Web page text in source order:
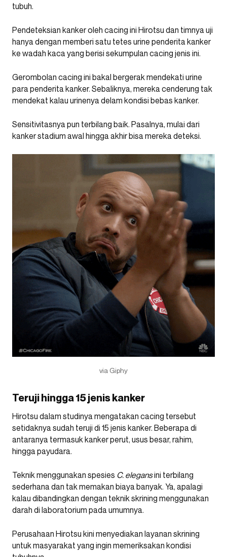
tubuh.
Pendeteksian kanker oleh cacing ini Hirotsu dan timnya uji
hanya dengan memberi satu tetes urine penderita kanker
ke wadah kaca yang berisi sekumpulan cacing jenis ini.
Gerombolan cacing ini bakal bergerak mendekati urine
para penderita kanker. Sebaliknya, mereka cenderung tak
mendekat kalau urinenya delam kondisi bebas kanker.
Sensitivitasnya pun terbilang baik. Pasalnya, mulai dari
kanker stadium awal hingga akhir bisa mereka deteksi.
via Giphy
Teruji hingga 15 jenis kanker
Hirotsu dalam studinya mengatakan cacing tersebut
setidaknya sudah teruji di 15 jenis kanker. Beberapa di
antaranya termasuk kanker perut, usus besar, rahim,
hingga payudara.
Teknik menggunakan spesies C. elegansini terbilang
sederhana dan tak memakan biaya banyak. Ya, apalagi
kalau dibandingkan dengan teknik skrining menggunakan
darah di laboratorium pada umumnya.
Perusahaan Hirotsu kini menyediakan layanan skrining
untuk masyarakat yang ingin memeriksakan kondisi